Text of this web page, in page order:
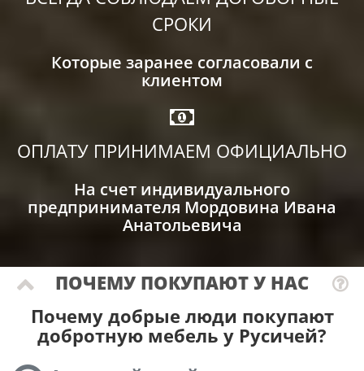
СРОКИ
Которые заранее согласовали с
клиентом
ОПЛАТУ ПРИНИМАЕМ ОФИЦИАЛЬНО
На счет индивидуального
предпринимателя Мордовина Ивана
Анатольевича
ПОЧЕМУ ПОКУПАЮТ У НАС
Почему добрые люди покупают
добротную мебель у Русичей?